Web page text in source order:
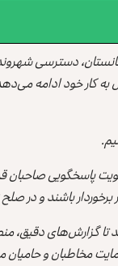
دسترسی
کار خود ادامه
پاسخگویی صاحبان
باشند و در
تا گزارش‌های دقیق،
مخاطبان و